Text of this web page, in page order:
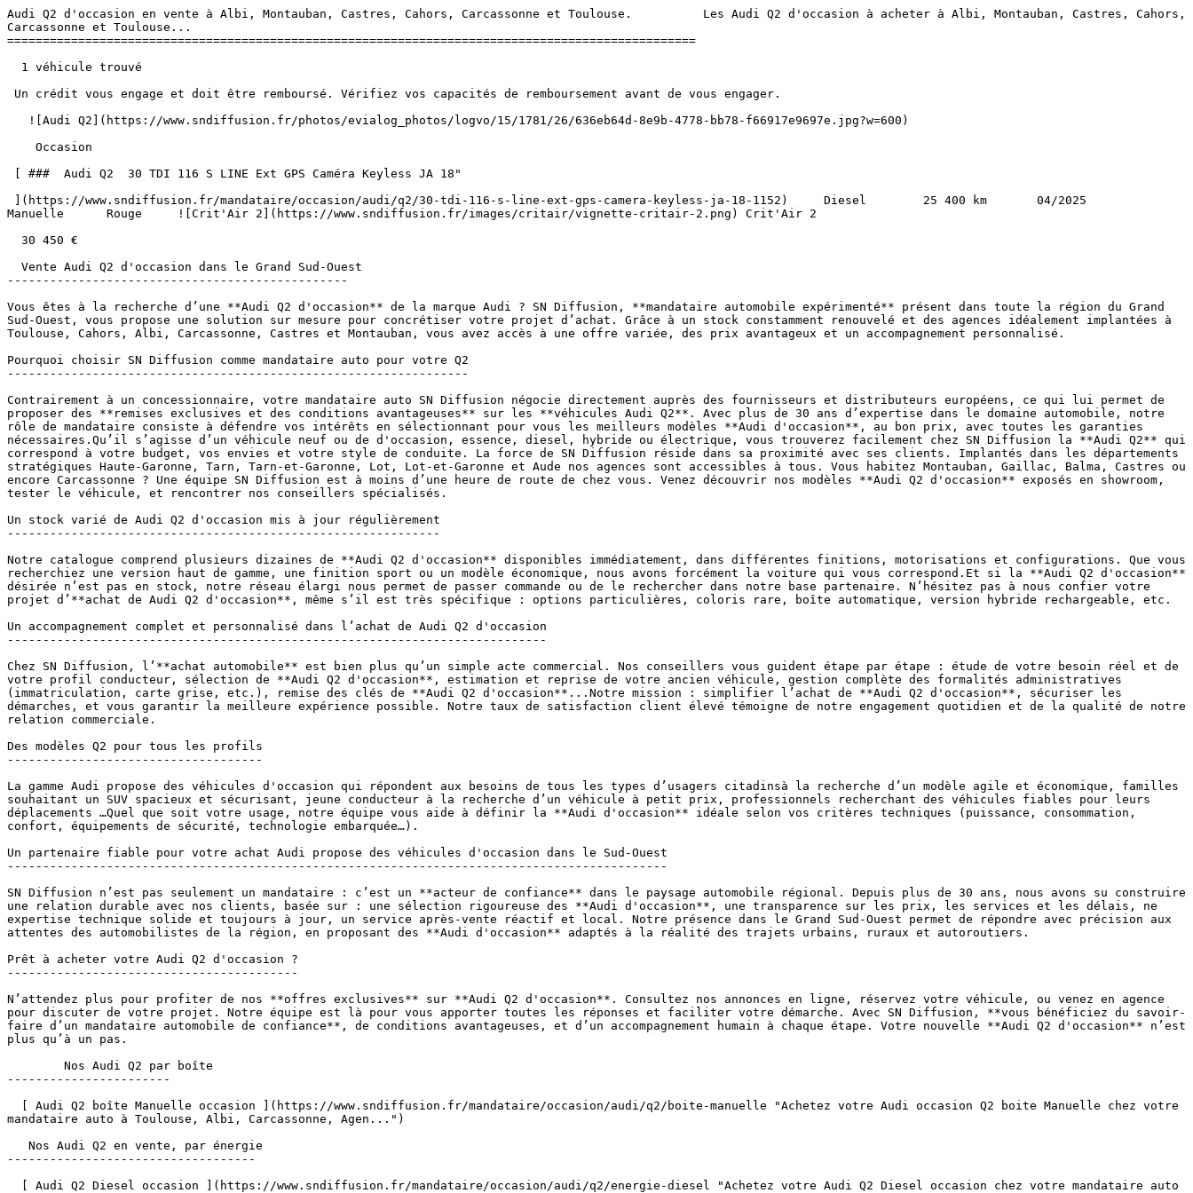
Audi Q2 d'occasion en vente à Albi, Montauban, Castres, Cahors, Carcassonne et Toulouse.          Les Audi Q2 d'occasion à acheter à Albi, Montauban, Castres, Cahors,
Carcassonne et Toulouse...
=================================================================================================
Manuelle      Rouge     ![Crit'Air 2](https://www.sndiffusion.fr/images/critair/vignette-critair-2.png) Crit'Air 2
------------------------------------------------
Vous êtes à la recherche d’une **Audi Q2 d'occasion** de la marque Audi ? SN Diffusion, **mandataire automobile expérimenté** présent dans toute la région du Grand
Sud-Ouest, vous propose une solution sur mesure pour concrétiser votre projet d’achat. Grâce à un stock constamment renouvelé et des agences idéalement implantées à
Toulouse, Cahors, Albi, Carcassonne, Castres et Montauban, vous avez accès à une offre variée, des prix avantageux et un accompagnement personnalisé.
Pourquoi choisir SN Diffusion comme mandataire auto pour votre Q2
-----------------------------------------------------------------
Contrairement à un concessionnaire, votre mandataire auto SN Diffusion négocie directement auprès des fournisseurs et distributeurs européens, ce qui lui permet de
proposer des **remises exclusives et des conditions avantageuses** sur les **véhicules Audi Q2**. Avec plus de 30 ans d’expertise dans le domaine automobile, notre
rôle de mandataire consiste à défendre vos intérêts en sélectionnant pour vous les meilleurs modèles **Audi d'occasion**, au bon prix, avec toutes les garanties
nécessaires.Qu’il s’agisse d’un véhicule neuf ou de d'occasion, essence, diesel, hybride ou électrique, vous trouverez facilement chez SN Diffusion la **Audi Q2** qui
correspond à votre budget, vos envies et votre style de conduite. La force de SN Diffusion réside dans sa proximité avec ses clients. Implantés dans les départements
stratégiques Haute-Garonne, Tarn, Tarn-et-Garonne, Lot, Lot-et-Garonne et Aude nos agences sont accessibles à tous. Vous habitez Montauban, Gaillac, Balma, Castres ou
encore Carcassonne ? Une équipe SN Diffusion est à moins d’une heure de route de chez vous. Venez découvrir nos modèles **Audi Q2 d'occasion** exposés en showroom,
tester le véhicule, et rencontrer nos conseillers spécialisés.
Un stock varié de Audi Q2 d'occasion mis à jour régulièrement
-------------------------------------------------------------
Notre catalogue comprend plusieurs dizaines de **Audi Q2 d'occasion** disponibles immédiatement, dans différentes finitions, motorisations et configurations. Que vous
recherchiez une version haut de gamme, une finition sport ou un modèle économique, nous avons forcément la voiture qui vous correspond.Et si la **Audi Q2 d'occasion**
désirée n’est pas en stock, notre réseau élargi nous permet de passer commande ou de le rechercher dans notre base partenaire. N’hésitez pas à nous confier votre
projet d’**achat de Audi Q2 d'occasion**, même s’il est très spécifique : options particulières, coloris rare, boîte automatique, version hybride rechargeable, etc.
Un accompagnement complet et personnalisé dans l’achat de Audi Q2 d'occasion
----------------------------------------------------------------------------
Chez SN Diffusion, l’**achat automobile** est bien plus qu’un simple acte commercial. Nos conseillers vous guident étape par étape : étude de votre besoin réel et de
votre profil conducteur, sélection de **Audi Q2 d'occasion**, estimation et reprise de votre ancien véhicule, gestion complète des formalités administratives
(immatriculation, carte grise, etc.), remise des clés de **Audi Q2 d'occasion**...Notre mission : simplifier l’achat de **Audi Q2 d'occasion**, sécuriser les
démarches, et vous garantir la meilleure expérience possible. Notre taux de satisfaction client élevé témoigne de notre engagement quotidien et de la qualité de notre
relation commerciale.
Des modèles Q2 pour tous les profils
------------------------------------
La gamme Audi propose des véhicules d'occasion qui répondent aux besoins de tous les types d’usagers citadinsà la recherche d’un modèle agile et économique, familles
souhaitant un SUV spacieux et sécurisant, jeune conducteur à la recherche d’un véhicule à petit prix, professionnels recherchant des véhicules fiables pour leurs
déplacements …Quel que soit votre usage, notre équipe vous aide à définir la **Audi d'occasion** idéale selon vos critères techniques (puissance, consommation,
confort, équipements de sécurité, technologie embarquée…).
Un partenaire fiable pour votre achat Audi propose des véhicules d'occasion dans le Sud-Ouest
---------------------------------------------------------------------------------------------
SN Diffusion n’est pas seulement un mandataire : c’est un **acteur de confiance** dans le paysage automobile régional. Depuis plus de 30 ans, nous avons su construire
une relation durable avec nos clients, basée sur : une sélection rigoureuse des **Audi d'occasion**, une transparence sur les prix, les services et les délais, ne
expertise technique solide et toujours à jour, un service après-vente réactif et local. Notre présence dans le Grand Sud-Ouest permet de répondre avec précision aux
attentes des automobilistes de la région, en proposant des **Audi d'occasion** adaptés à la réalité des trajets urbains, ruraux et autoroutiers.
Prêt à acheter votre Audi Q2 d'occasion ?
-----------------------------------------
N’attendez plus pour profiter de nos **offres exclusives** sur **Audi Q2 d'occasion**. Consultez nos annonces en ligne, réservez votre véhicule, ou venez en agence
pour discuter de votre projet. Notre équipe est là pour vous apporter toutes les réponses et faciliter votre démarche. Avec SN Diffusion, **vous bénéficiez du savoir-
faire d’un mandataire automobile de confiance**, de conditions avantageuses, et d’un accompagnement humain à chaque étape. Votre nouvelle **Audi Q2 d'occasion** n’est
plus qu’à un pas.
-----------------------
mandataire auto à Toulouse, Albi, Carcassonne, Agen...")
-----------------------------------